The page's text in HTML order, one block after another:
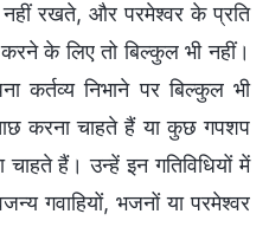
रखते, और परमेश्वर के प्रति
के लिए तो बिल्कुल भी नहीं।
निभाने पर बिल्कुल भी
करना चाहते हैं या कुछ गपशप
हैं। उन्हें इन गतिविधियों में
गवाहियों, भजनों या परमेश्वर